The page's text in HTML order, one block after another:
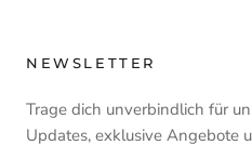
NEWSLETTER
Trage dich unverbindlich für
Updates, exklusive Angebote